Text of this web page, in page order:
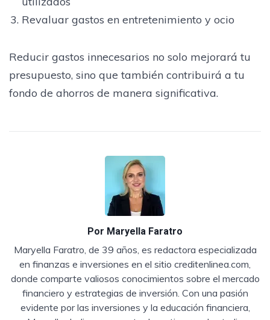
Revaluar gastos en entretenimiento y ocio
Reducir gastos innecesarios no solo mejorará tu
presupuesto, sino que también contribuirá a tu
fondo de ahorros de manera significativa.
Por Maryella Faratro
Maryella Faratro, de 39 años, es redactora especializada
en finanzas e inversiones en el sitio creditenlinea.com,
donde comparte valiosos conocimientos sobre el mercado
financiero y estrategias de inversión. Con una pasión
evidente por las inversiones y la educación financiera,